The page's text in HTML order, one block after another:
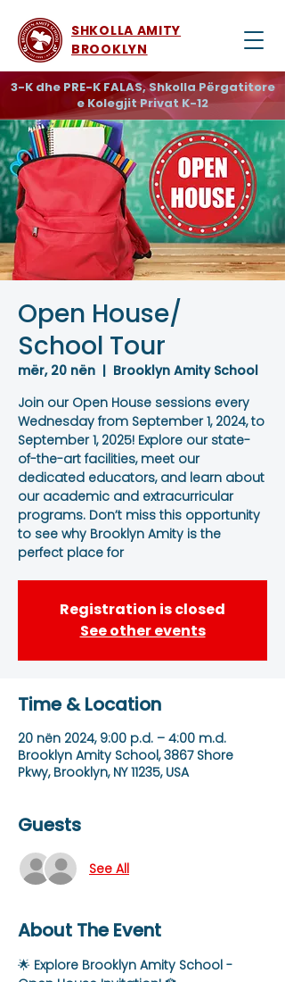
SHKOLLA AMITY
BROOKLYN
3-K dhe PRE-K FALAS, Shkolla Përgatitore
e Kolegjit Privat K-12
Open House/
School Tour
mër, 20 nën
  |
Brooklyn Amity School
Join our Open House sessions every
Wednesday from September 1, 2024, to
September 1, 2025! Explore our state-
of-the-art facilities, meet our
dedicated educators, and learn about
our academic and extracurricular
programs. Don’t miss this opportunity
to see why Brooklyn Amity is the
perfect place for
Registration is closed
See other events
Time & Location
20 nën 2024, 9:00 p.d. – 4:00 m.d.
Brooklyn Amity School, 3867 Shore
Pkwy, Brooklyn, NY 11235, USA
Guests
See All
About The Event
🌟 Explore Brooklyn Amity School -